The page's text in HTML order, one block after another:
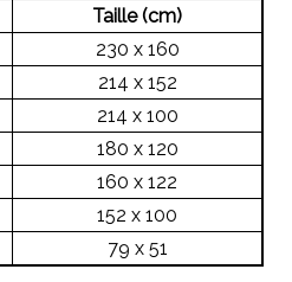
Taille (cm)
230 x 160
214 x 152
214 x 100
180 x 120
160 x 122
152 x 100
79 x 51